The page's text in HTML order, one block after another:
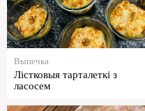
Выпечка
Лістковыя тарталеткі з
ласосем